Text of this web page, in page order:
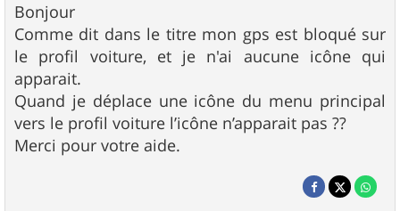
s
s
a
g
e
Bonjour
Comme dit dans le titre mon gps est bloqué sur
le profil voiture, et je n'ai aucune icône qui
apparait.
Quand je déplace une icône du menu principal
vers le profil voiture l’icône n’apparait pas ??
Merci pour votre aide.